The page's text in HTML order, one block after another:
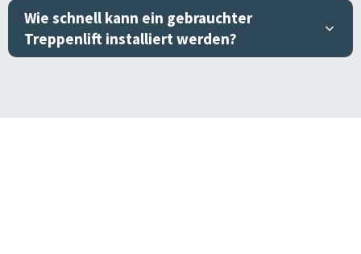
Wie schnell kann ein gebrauchter
Treppenlift installiert werden?